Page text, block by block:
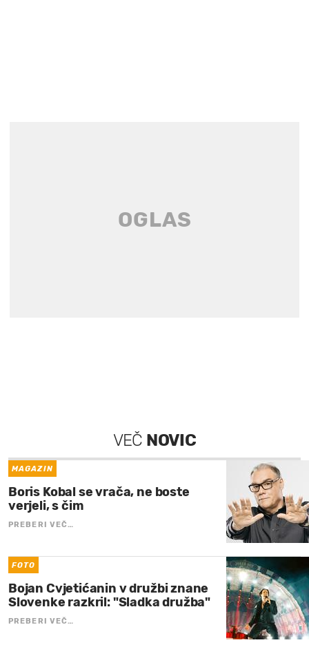
VEČ NOVIC
MAGAZIN
Boris Kobal se vrača, ne boste
verjeli, s čim
PREBERI VEČ…
FOTO
Bojan Cvjetićanin v družbi znane
Slovenke razkril: "Sladka družba"
PREBERI VEČ…